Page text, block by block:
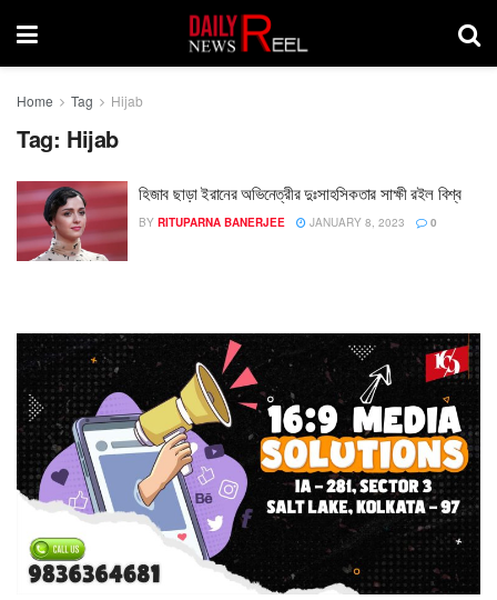
Home Tag Hijab
Tag: Hijab
হিজাব ছাড়া ইরানের অভিনেত্রীর দুঃসাহসিকতার সাক্ষী রইল বিশ্ব
BY RITUPARNA BANERJEE JANUARY 8, 2023 0